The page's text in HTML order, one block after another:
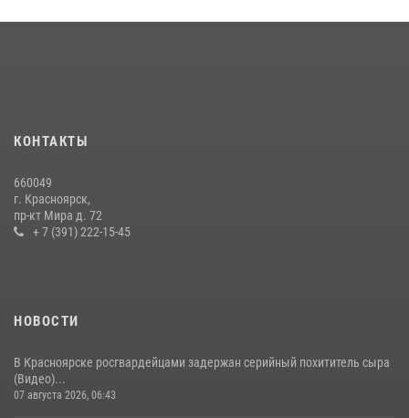
Красноярскому краю.
10 июля 2026, 06:21
КОНТАКТЫ
660049
г. Красноярск,
пр-кт Мира д. 72
+ 7 (391) 222-15-45
НОВОСТИ
В Красноярске росгвардейцами задержан серийный похититель сыра
(Видео)...
07 августа 2026, 06:43